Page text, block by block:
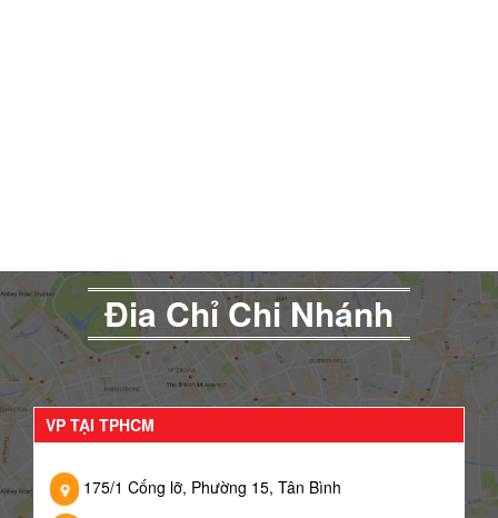
Đia Chỉ Chi Nhánh
VP TẠI TPHCM
175/1 Cống lỡ, Phường 15, Tân Bình